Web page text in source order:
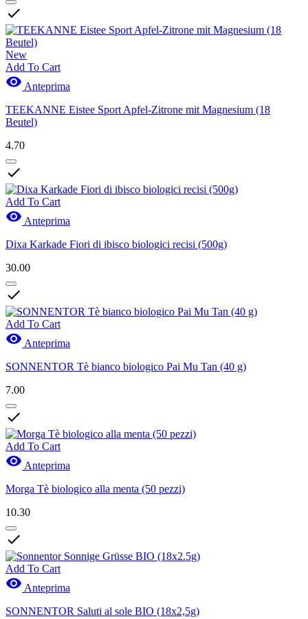

New
Add To Cart
 Anteprima
TEEKANNE Eistee Sport Apfel-Zitrone mit Magnesium (18
Beutel)
4.70

Add To Cart
 Anteprima
Dixa Karkade Fiori di ibisco biologici recisi (500g)
30.00

Add To Cart
 Anteprima
SONNENTOR Tè bianco biologico Pai Mu Tan (40 g)
7.00

Add To Cart
 Anteprima
Morga Tè biologico alla menta (50 pezzi)
10.30

Add To Cart
 Anteprima
SONNENTOR Saluti al sole BIO (18x2,5g)